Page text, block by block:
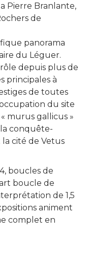
Pierre Branlante,
de
panorama
du Léguer.
depuis plus de
principales à
de toutes
du site
murus gallicus »
conquête-
cité de Vetus
boucles de
boucle de
de 1,5
animent
complet en